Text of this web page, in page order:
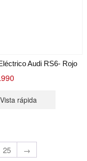
Audi RS6- Rojo
Vista rápida
25 →